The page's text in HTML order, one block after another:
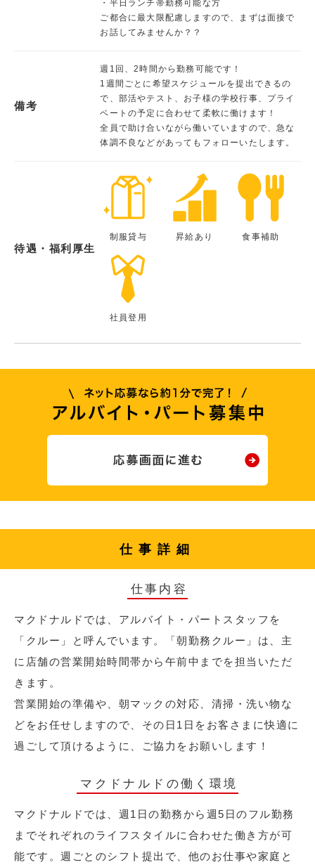
・平日ランチ帯勤務可能な方
ご都合に最大限配慮しますので、まずは面接で
お話してみませんか？？
備考
週1回、2時間から勤務可能です！
1週間ごとに希望スケジュールを提出できるの
で、部活やテスト、お子様の学校行事、プライ
ベートの予定に合わせて柔軟に働けます！
全員で助け合いながら働いていますので、急な
体調不良などがあってもフォローいたします。
待遇・福利厚生
制服貸与 昇給あり 食事補助
社員登用
仕事詳細
仕事内容
マクドナルドでは、アルバイト・パートスタッフを
「クルー」と呼んでいます。「朝勤務クルー」は、主
に店舗の営業開始時間帯から午前中までを担当いただ
きます。
営業開始の準備や、朝マックの対応、清掃・洗い物な
どをお任せしますので、その日1日をお客さまに快適に
過ごして頂けるように、ご協力をお願いします！
マクドナルドの働く環境
マクドナルドでは、週1日の勤務から週5日のフル勤務
までそれぞれのライフスタイルに合わせた働き方が可
能です。週ごとのシフト提出で、他のお仕事や家庭と